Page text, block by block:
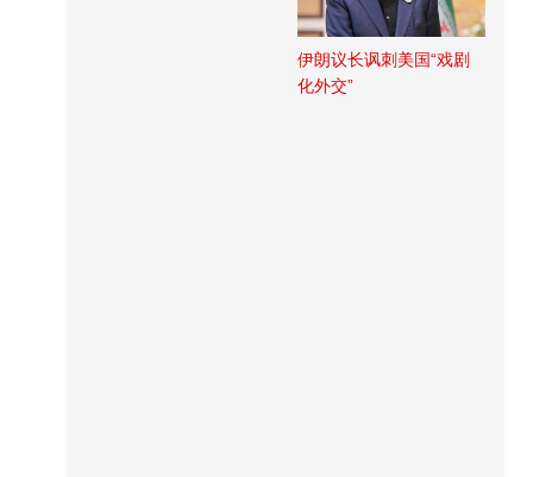
伊朗议长讽刺美国“戏剧
化外交”